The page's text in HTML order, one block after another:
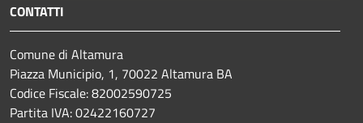
CONTATTI
Comune di Altamura
Piazza Municipio, 1, 70022 Altamura BA
Codice Fiscale: 82002590725
Partita IVA: 02422160727